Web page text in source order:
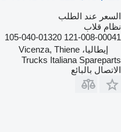
السعر عند الطلب
نظام قلاب
121-008-00041 105-040-01320
إيطاليا، Vicenza, Thiene
Trucks Italiana Spareparts
الاتصال بالبائع